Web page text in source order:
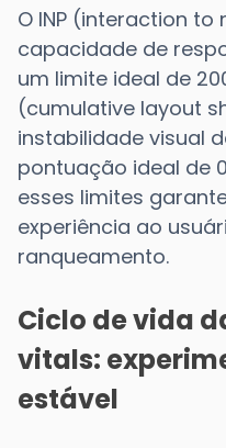
O INP (interaction
capacidade de
um limite ideal de
(cumulative layout
instabilidade visual
pontuação ideal de
esses limites
experiência ao
ranqueamento.
Ciclo de vida
vitals:
estável